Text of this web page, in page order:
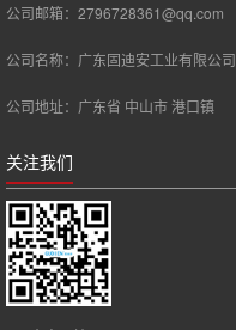
公司邮箱：2796728361@qq.com
公司名称：广东固迪安工业有限公司
公司地址：广东省 中山市 港口镇
关注我们